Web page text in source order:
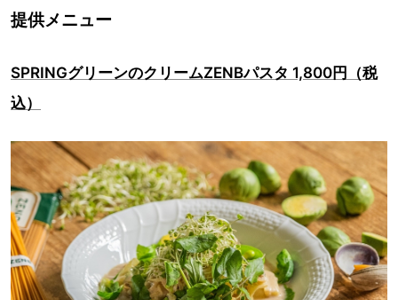
提供メニュー
SPRINGグリーンのクリームZENBパスタ 1,800円（税
込）